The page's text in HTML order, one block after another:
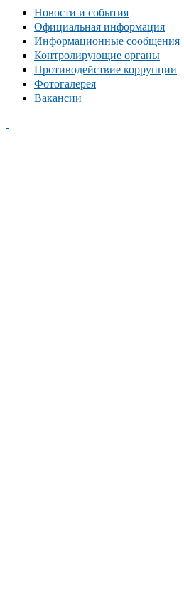
Новости и события
Официальная информация
Информационные сообщения
Контролирующие органы
Противодействие коррупции
Фотогалерея
Вакансии